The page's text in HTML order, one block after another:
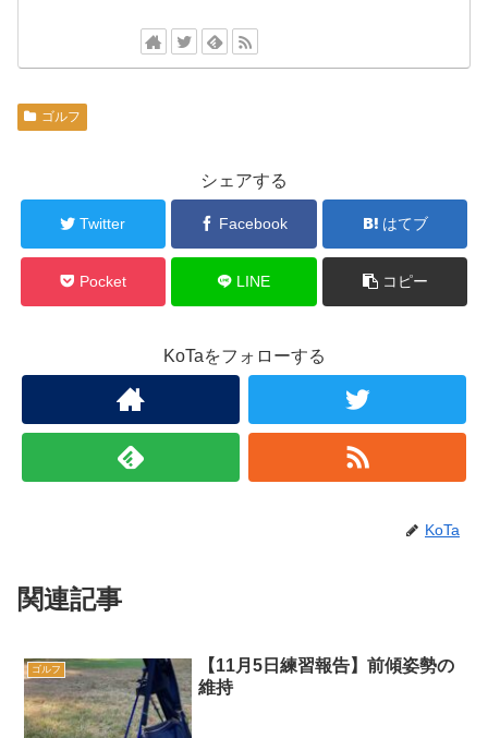
ゴルフ
シェアする
Twitter Facebook はてブ
Pocket LINE コピー
KoTaをフォローする
KoTa
関連記事
ゴルフ
【11月5日練習報告】前傾姿勢の
維持